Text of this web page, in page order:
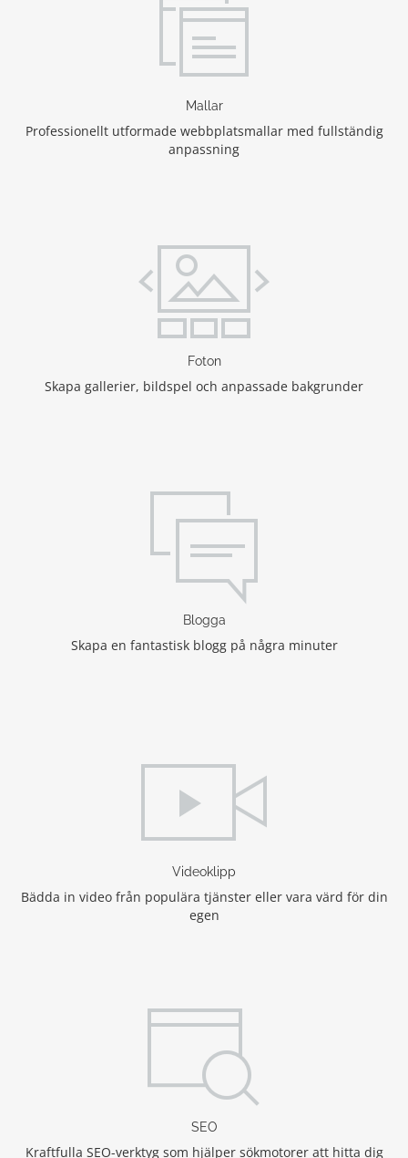
Mallar
Professionellt utformade webbplatsmallar med fullständig
anpassning
Foton
Skapa gallerier, bildspel och anpassade bakgrunder
Blogga
Skapa en fantastisk blogg på några minuter
Videoklipp
Bädda in video från populära tjänster eller vara värd för din
egen
SEO
Kraftfulla SEO-verktyg som hjälper sökmotorer att hitta dig